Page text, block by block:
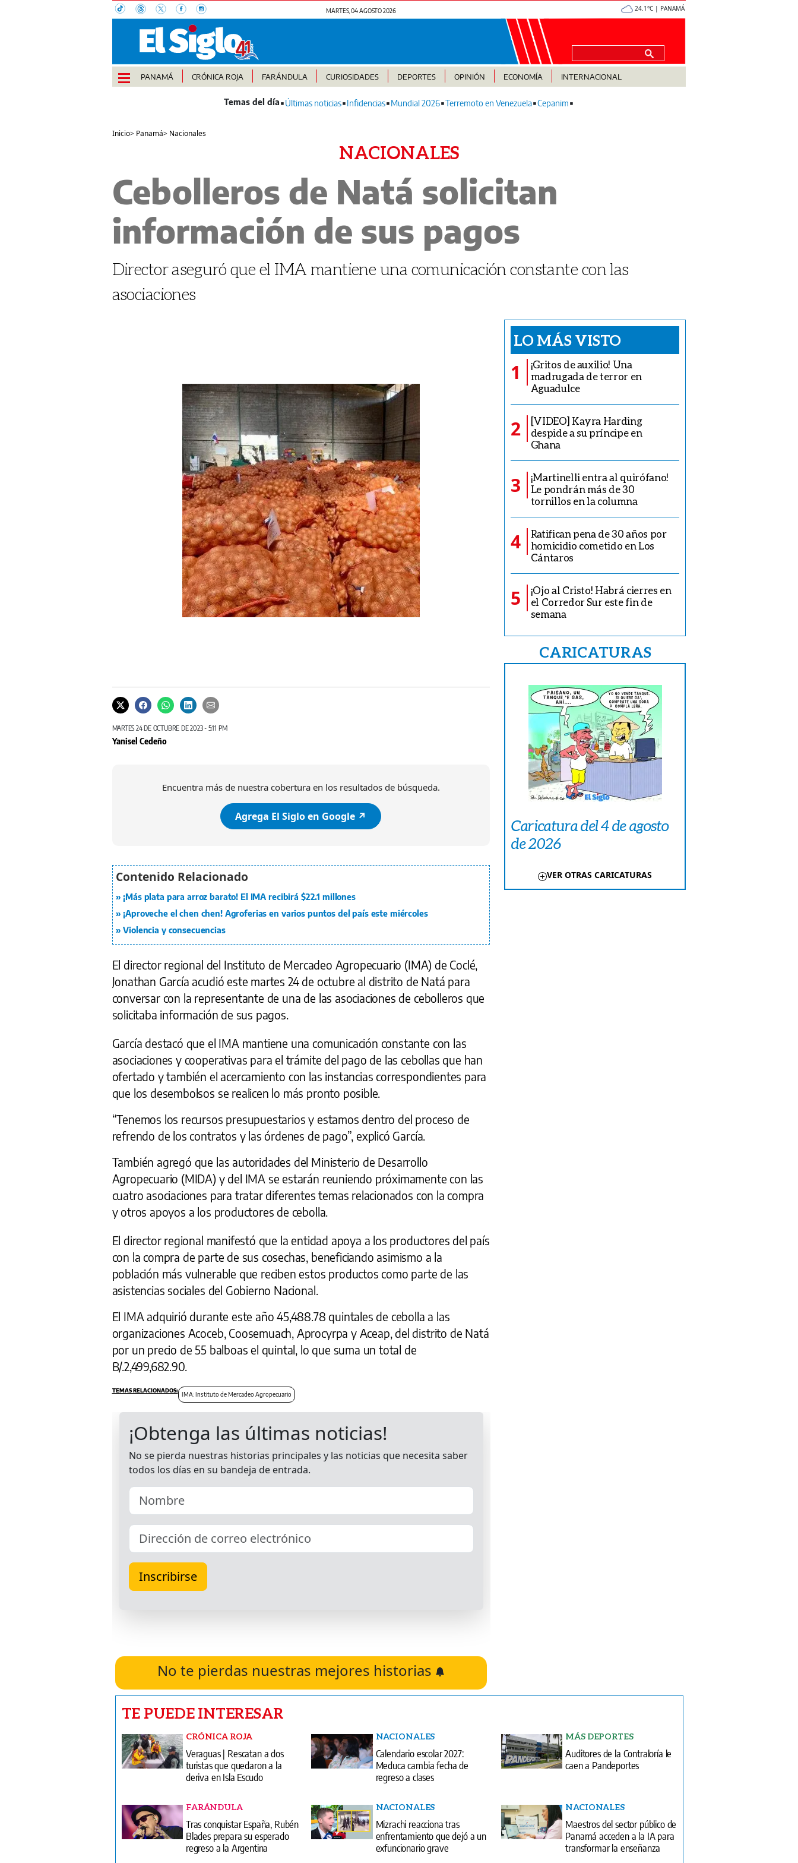
MARTES, 04 AGOSTO 2026 24.1°C | PANAMÁ
PANAMÁ CRÓNICA ROJA FARÁNDULA CURIOSIDADES DEPORTES OPINIÓN ECONOMÍA INTERNACIONAL
Últimas noticias Infidencias Mundial 2026 Terremoto en Venezuela Cepanim
Inicio> Panamá> Nacionales
NACIONALES
Cebolleros de Natá solicitan
información de sus pagos
Director aseguró que el IMA mantiene una comunicación constante con las
asociaciones
MARTES 24 DE OCTUBRE DE 2023 - 5:11 PM
Yanisel Cedeño
Encuentra más de nuestra cobertura en los resultados de búsqueda.
Agrega El Siglo en Google ↗️
¡Más plata para arroz barato! El IMA recibirá $22.1 millones
¡Aproveche el chen chen! Agroferias en varios puntos del país este miércoles
Violencia y consecuencias
El director regional del Instituto de Mercadeo Agropecuario (IMA) de Coclé,
Jonathan García acudió este martes 24 de octubre al distrito de Natá para
conversar con la representante de una de las asociaciones de cebolleros que
solicitaba información de sus pagos.
García destacó que el IMA mantiene una comunicación constante con las
asociaciones y cooperativas para el trámite del pago de las cebollas que han
ofertado y también el acercamiento con las instancias correspondientes para
que los desembolsos se realicen lo más pronto posible.
“Tenemos los recursos presupuestarios y estamos dentro del proceso de
refrendo de los contratos y las órdenes de pago”, explicó García.
También agregó que las autoridades del Ministerio de Desarrollo
Agropecuario (MIDA) y del IMA se estarán reuniendo próximamente con las
cuatro asociaciones para tratar diferentes temas relacionados con la compra
y otros apoyos a los productores de cebolla.
El director regional manifestó que la entidad apoya a los productores del país
con la compra de parte de sus cosechas, beneficiando asimismo a la
población más vulnerable que reciben estos productos como parte de las
asistencias sociales del Gobierno Nacional.
El IMA adquirió durante este año 45,488.78 quintales de cebolla a las
organizaciones Acoceb, Coosemuach, Aprocyrpa y Aceap, del distrito de Natá
por un precio de 55 balboas el quintal, lo que suma un total de
B/.2,499,682.90.
IMA: Instituto de Mercadeo Agropecuario
No te pierdas nuestras mejores historias
LO MÁS VISTO
1
¡Gritos de auxilio! Una
madrugada de terror en
Aguadulce
2
[VIDEO] Kayra Harding
despide a su príncipe en
Ghana
3
¡Martinelli entra al quirófano!
Le pondrán más de 30
tornillos en la columna
4
Ratifican pena de 30 años por
homicidio cometido en Los
Cántaros
5
¡Ojo al Cristo! Habrá cierres en
el Corredor Sur este fin de
semana
CARICATURAS
Caricatura del 4 de agosto
de 2026
VER OTRAS CARICATURAS
TE PUEDE INTERESAR
CRÓNICA ROJA
Veraguas | Rescatan a dos
turistas que quedaron a la
deriva en Isla Escudo
NACIONALES
Calendario escolar 2027:
Meduca cambia fecha de
regreso a clases
MÁS DEPORTES
Auditores de la Contraloría le
caen a Pandeportes
FARÁNDULA
Tras conquistar España, Rubén
Blades prepara su esperado
regreso a la Argentina
NACIONALES
Mizrachi reacciona tras
enfrentamiento que dejó a un
exfuncionario grave
NACIONALES
Maestros del sector público de
Panamá acceden a la IA para
transformar la enseñanza